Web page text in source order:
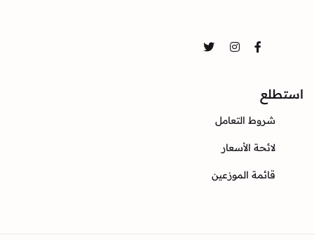
Facebook
Instagram
Twitter
استطلع
شروط التعامل
لائحة الأسعار
قائمة الموزعين